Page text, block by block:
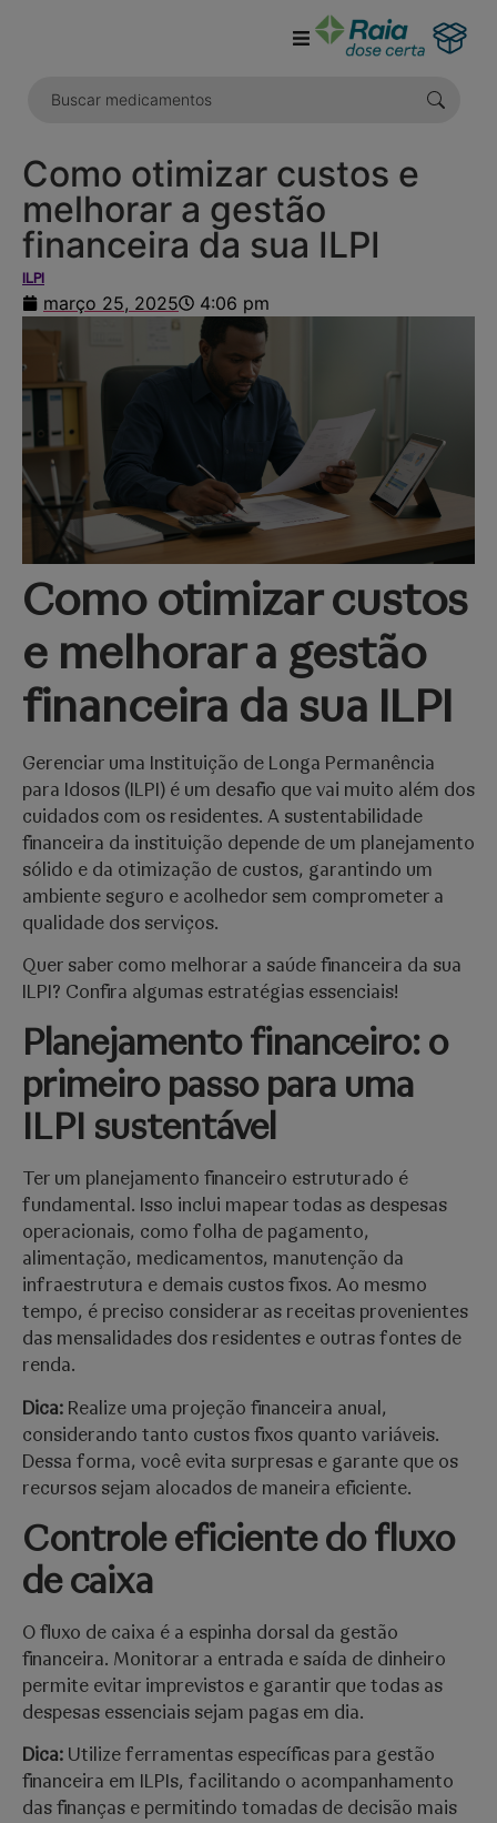
Como otimizar custos e
melhorar a gestão
financeira da sua ILPI
ILPI
março 25, 2025 4:06 pm
Como otimizar custos
e melhorar a gestão
financeira da sua ILPI
Gerenciar uma Instituição de Longa Permanência
para Idosos (ILPI) é um desafio que vai muito além dos
cuidados com os residentes. A sustentabilidade
financeira da instituição depende de um planejamento
sólido e da otimização de custos, garantindo um
ambiente seguro e acolhedor sem comprometer a
qualidade dos serviços.
Quer saber como melhorar a saúde financeira da sua
ILPI? Confira algumas estratégias essenciais!
Planejamento financeiro: o
primeiro passo para uma
ILPI sustentável
Ter um planejamento financeiro estruturado é
fundamental. Isso inclui mapear todas as despesas
operacionais, como folha de pagamento,
alimentação, medicamentos, manutenção da
infraestrutura e demais custos fixos. Ao mesmo
tempo, é preciso considerar as receitas provenientes
das mensalidades dos residentes e outras fontes de
renda.
Dica: Realize uma projeção financeira anual,
considerando tanto custos fixos quanto variáveis.
Dessa forma, você evita surpresas e garante que os
recursos sejam alocados de maneira eficiente.
Controle eficiente do fluxo
de caixa
O fluxo de caixa é a espinha dorsal da gestão
financeira. Monitorar a entrada e saída de dinheiro
permite evitar imprevistos e garantir que todas as
despesas essenciais sejam pagas em dia.
Dica: Utilize ferramentas específicas para gestão
financeira em ILPIs, facilitando o acompanhamento
das finanças e permitindo tomadas de decisão mais